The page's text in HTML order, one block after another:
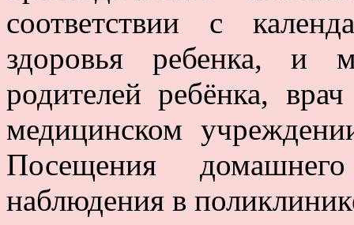
соответствии с
здоровья ребенка, и
родителей ребёнка,
медицинском
Посещения
наблюдения в